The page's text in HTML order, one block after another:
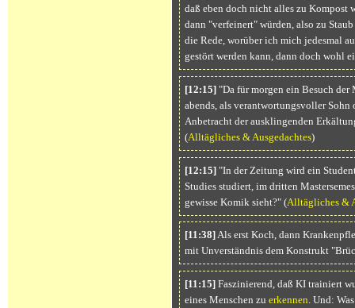
daß eben doch nicht alles zu Kompost
dann "verfeinert" würden, also zu
die Rede, worüber ich mich jedesmal
gestört werden kann, dann doch wohl
[12:15]"Da für morgen ein Besuch der
abends, als verantwortungsvoller
Anbetracht der ausklingenden
(Alltägliches & Ausgedachtes)
[12:15]"In der Zeitung wird ein
Studies studiert, im dritten
gewisse Komik sieht?" (Alltägliches &
[11:38]Als erst Koch, dann
mit Unverständnis dem Konstrukt
[11:15]Faszinierend, daß KI trainiert
eines Menschen zu erkennen . Und: